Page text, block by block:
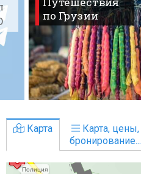
по Грузии
Карта
Карта, цены,
бронирование...